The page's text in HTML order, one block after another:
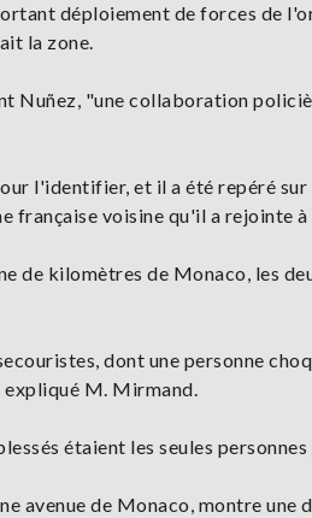
déploiement de forces de
la zone.
Nuñez, "une collaboration
l'identifier, et il a été repéré sur
française voisine qu'il a rejointe à
de kilomètres de Monaco, les
dont une personne
expliqué M. Mirmand.
étaient les seules
avenue de Monaco, montre une